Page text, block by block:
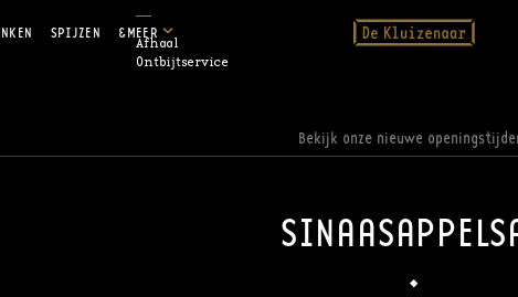
SPIJZEN &MEER
Afhaal
Ontbijtservice
Bekijk onze nieuwe